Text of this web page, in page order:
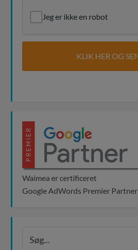
Jeg er ikke en robot
Waimea er certificeret
Google AdWords Premier Partner